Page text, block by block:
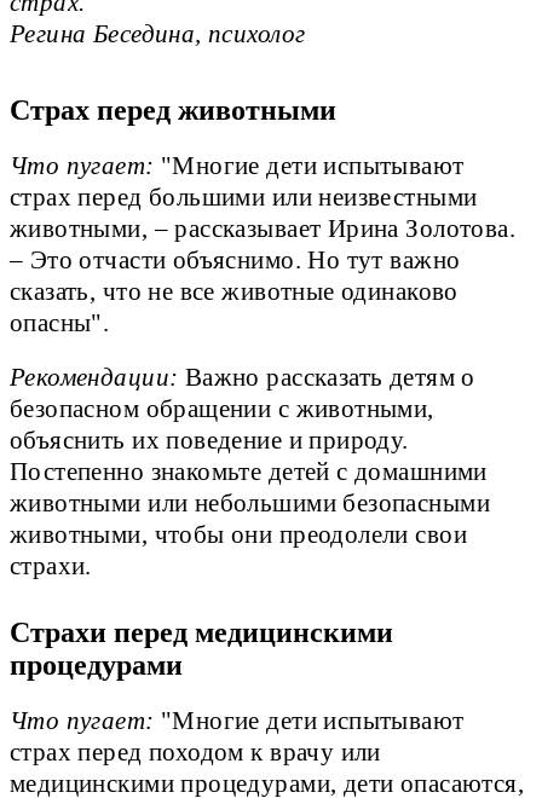
Регина Беседина, психолог
Страх перед животными
Что пугает: "Многие дети испытывают
страх перед большими или неизвестными
животными, – рассказывает Ирина Золотова.
– Это отчасти объяснимо. Но тут важно
сказать, что не все животные одинаково
опасны".
Рекомендации: Важно рассказать детям о
безопасном обращении с животными,
объяснить их поведение и природу.
Постепенно знакомьте детей с домашними
животными или небольшими безопасными
животными, чтобы они преодолели свои
страхи.
Страхи перед медицинскими
процедурами
Что пугает: "Многие дети испытывают
страх перед походом к врачу или
медицинскими процедурами, дети опасаются,